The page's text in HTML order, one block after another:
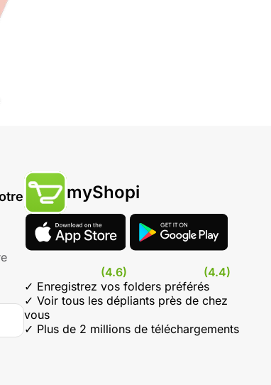
myShopi
(4.6)
(4.4)
✓ Enregistrez vos folders préférés
✓ Voir tous les dépliants près de chez
vous
✓ Plus de 2 millions de téléchargements